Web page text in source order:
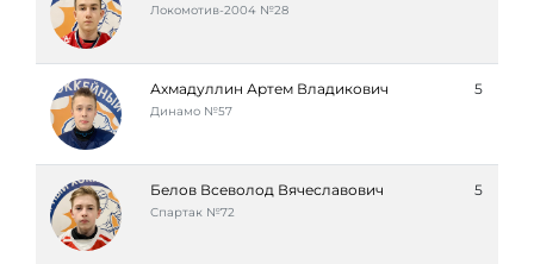
Локомотив-2004 №28
Ахмадуллин Артем Владикович
Динамо №57
5
Белов Всеволод Вячеславович
Спартак №72
5